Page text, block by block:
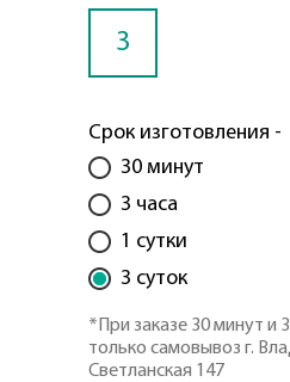
3
Срок изготовления -
30 минут
3 часа
1 сутки
3 суток
*При заказе 30 минут и
только самовывоз г.
Светланская 147